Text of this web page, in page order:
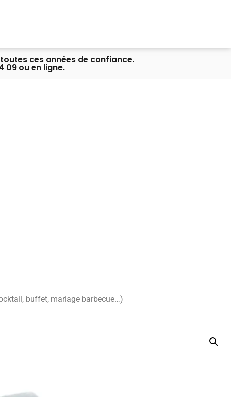
ces années de confiance.
09 ou en ligne.
buffet, mariage barbecue…)